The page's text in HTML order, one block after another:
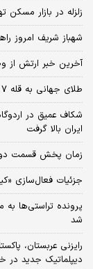
زلزله در بازار مسکن تهران/ قیمت‌ها ۲
شهباز شریف امروز
آخرین خبر ارتش از وضعیت ۳ خلبان
طلای جهانی به قله ۷ هفته‌ای رسید/ دلار عقب نشست، فلز زرد صعود کرد
شکاف عمیق در
ایران بالا گرفت
زمان پخش قسمت
جزئیات فعال‌سازی
شد
رایزنی عربستان،
دیپلماتیک جدید در